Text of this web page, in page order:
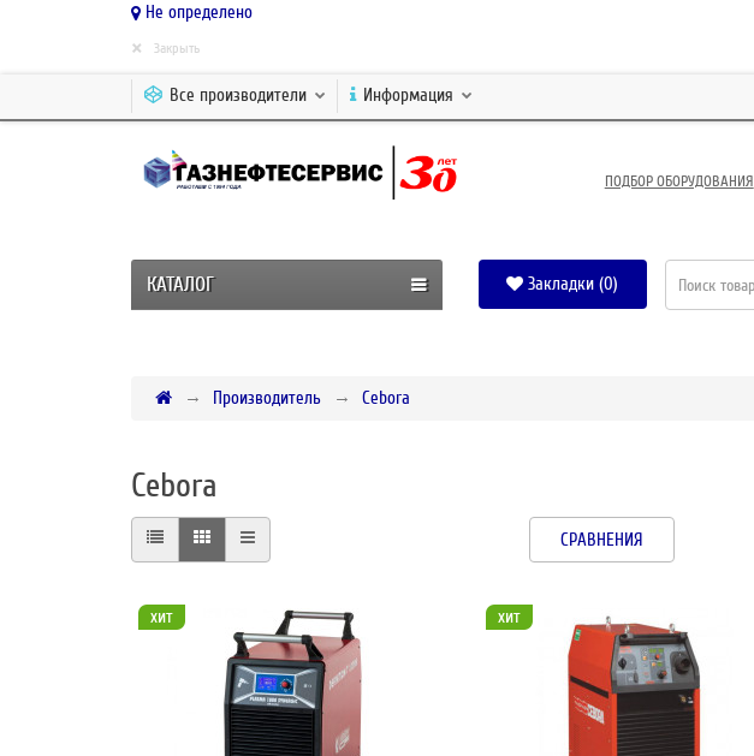
Не определено
× Закрыть
Все производители Информация
ПОДБОР ОБОРУДОВАНИЯ
КАТАЛОГ Закладки (0)
Производитель Cebora
Cebora
СРАВНЕНИЯ
хит хит